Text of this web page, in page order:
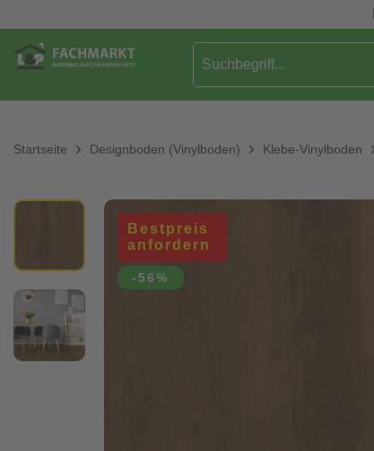
Startseite Designboden (Vinylboden) Klebe-Vinylboden
Bestpreis
anfordern
-56%